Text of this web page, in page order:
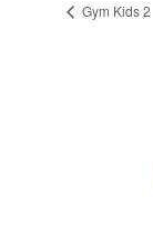
Gym Kids 2